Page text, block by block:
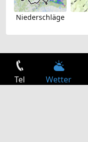
Niederschläge
Tel Wetter